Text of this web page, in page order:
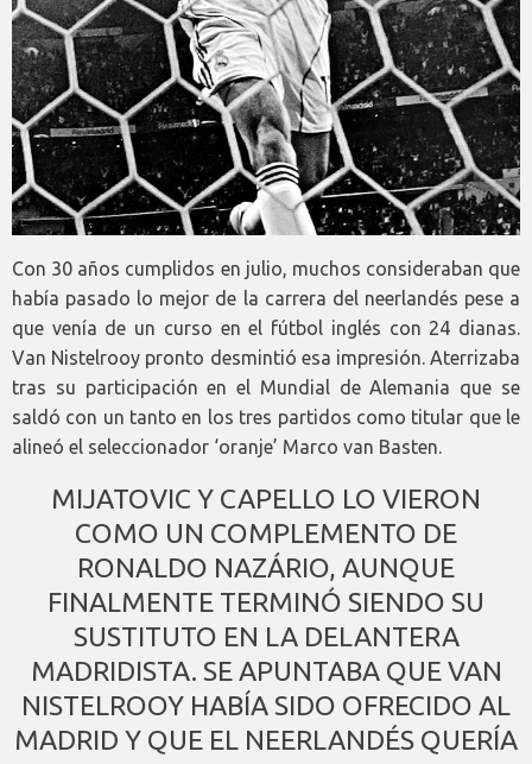
Con 30 años cumplidos en julio, muchos consideraban que
había pasado lo mejor de la carrera del neerlandés pese a
que venía de un curso en el fútbol inglés con 24 dianas.
Van Nistelrooy pronto desmintió esa impresión. Aterrizaba
tras su participación en el Mundial de Alemania que se
saldó con un tanto en los tres partidos como titular que le
alineó el seleccionador ‘oranje’ Marco van Basten.
MIJATOVIC Y CAPELLO LO VIERON
COMO UN COMPLEMENTO DE
RONALDO NAZÁRIO, AUNQUE
FINALMENTE TERMINÓ SIENDO SU
SUSTITUTO EN LA DELANTERA
MADRIDISTA. SE APUNTABA QUE VAN
NISTELROOY HABÍA SIDO OFRECIDO AL
MADRID Y QUE EL NEERLANDÉS QUERÍA